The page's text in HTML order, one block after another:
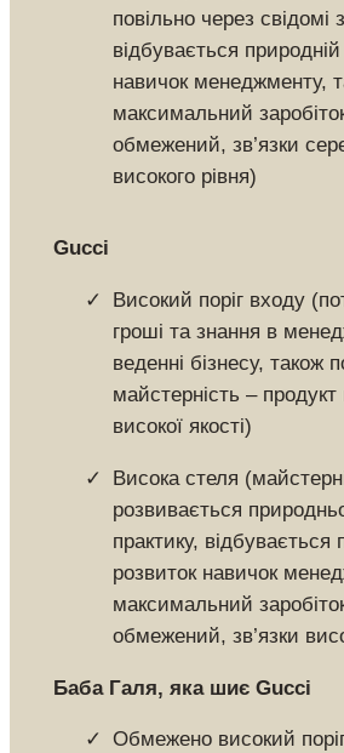
повільно через
відбувається
навичок менеджменту,
максимальний
обмежений, зв’язки
високого рівня)
Gucci
Високий поріг входу
гроші та знання в
веденні бізнесу, також
майстерність –
високої якості)
Висока стеля
розвивається
практику, відбувається
розвиток навичок
максимальний
обмежений, зв’язки
Баба Галя, яка шиє Gucci
Обмежено високий